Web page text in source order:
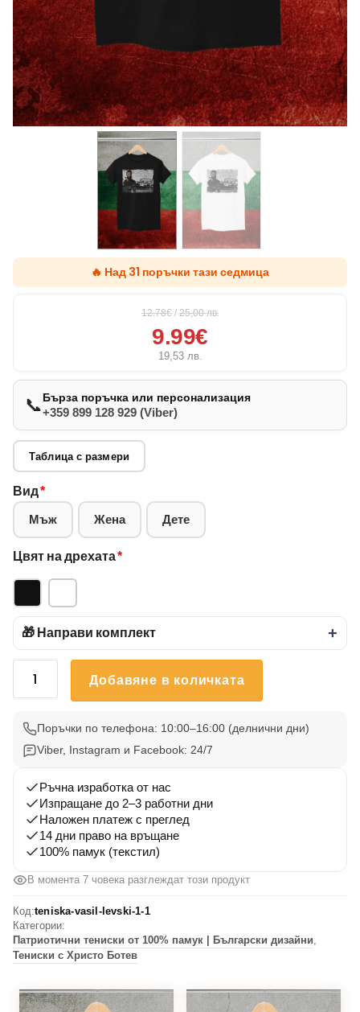
🔥 Над 31 поръчки тази седмица
12.78€ / 25,00лв.
9.99€
19,53 лв.
📞Бърза поръчка или персонализация
+359 899 128 929 (Viber)
Таблица с размери
Вид*
Мъж Жена Дете
Цвят на дрехата*
🎁 Направи комплект +
количество
Българска
патриотична
тениска
Христо
Ботев
Добавяне в количката
Поръчки по телефона: 10:00–16:00 (делнични дни)
Viber, Instagram и Facebook: 24/7
Ръчна изработка от нас
Изпращане до 2–3 работни дни
Наложен платеж с преглед
14 дни право на връщане
100% памук (текстил)
В момента 7 човека разглеждат този продукт
Код:teniska-vasil-levski-1-1
Категории:
Патриотични тениски от 100% памук | Български дизайни,
Тениски с Христо Ботев